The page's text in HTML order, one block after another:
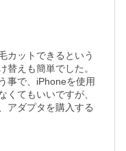
カットできるという
替えも簡単でした。
事で、iPhoneを使用
くてもいいですが、
アダプタを購入する